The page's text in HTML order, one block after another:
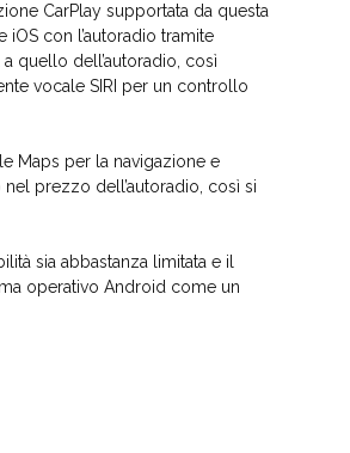
CarPlay supportata da questa
con l’autoradio tramite
quello dell’autoradio, così
vocale SIRI per un controllo
Maps per la navigazione e
prezzo dell’autoradio, così si
sia abbastanza limitata e il
operativo Android come un